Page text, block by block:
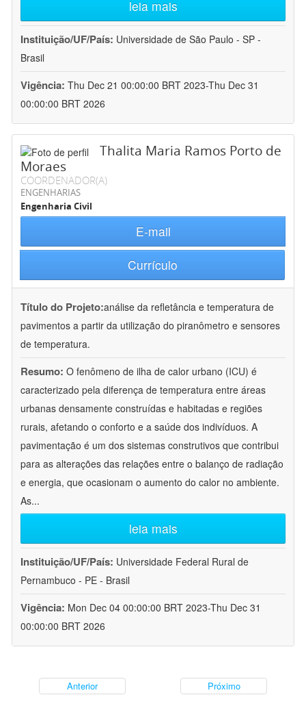
leia mais
Instituição/UF/País: Universidade de São Paulo - SP -
Brasil
Vigência: Thu Dec 21 00:00:00 BRT 2023-Thu Dec 31
00:00:00 BRT 2026
Thalita Maria Ramos Porto de
Moraes
COORDENADOR(A)
ENGENHARIAS
Engenharia Civil
E-mail
Currículo
Título do Projeto:análise da refletância e temperatura de
pavimentos a partir da utilização do piranômetro e sensores
de temperatura.
Resumo: O fenômeno de ilha de calor urbano (ICU) é
caracterizado pela diferença de temperatura entre áreas
urbanas densamente construídas e habitadas e regiões
rurais, afetando o conforto e a saúde dos indivíduos. A
pavimentação é um dos sistemas construtivos que contribui
para as alterações das relações entre o balanço de radiação
e energia, que ocasionam o aumento do calor no ambiente.
As...
leia mais
Instituição/UF/País: Universidade Federal Rural de
Pernambuco - PE - Brasil
Vigência: Mon Dec 04 00:00:00 BRT 2023-Thu Dec 31
00:00:00 BRT 2026
Anterior Próximo